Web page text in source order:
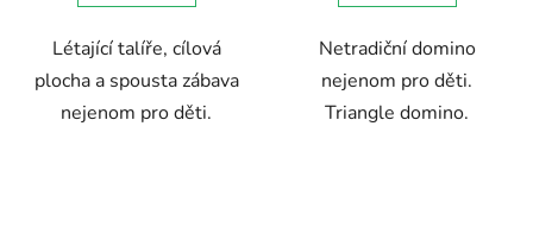
hvězdiček.
Létající talíře, cílová
plocha a spousta zábava
nejenom pro děti.
hvězdiček.
Netradiční domino
nejenom pro děti.
Triangle domino.